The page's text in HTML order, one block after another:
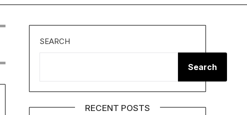
SEARCH
Search
RECENT POSTS